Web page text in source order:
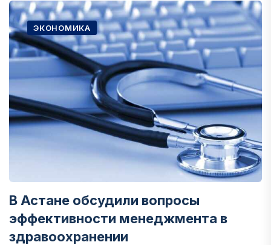
ЭКОНОМИКА
В Астане обсудили вопросы
эффективности менеджмента в
здравоохранении